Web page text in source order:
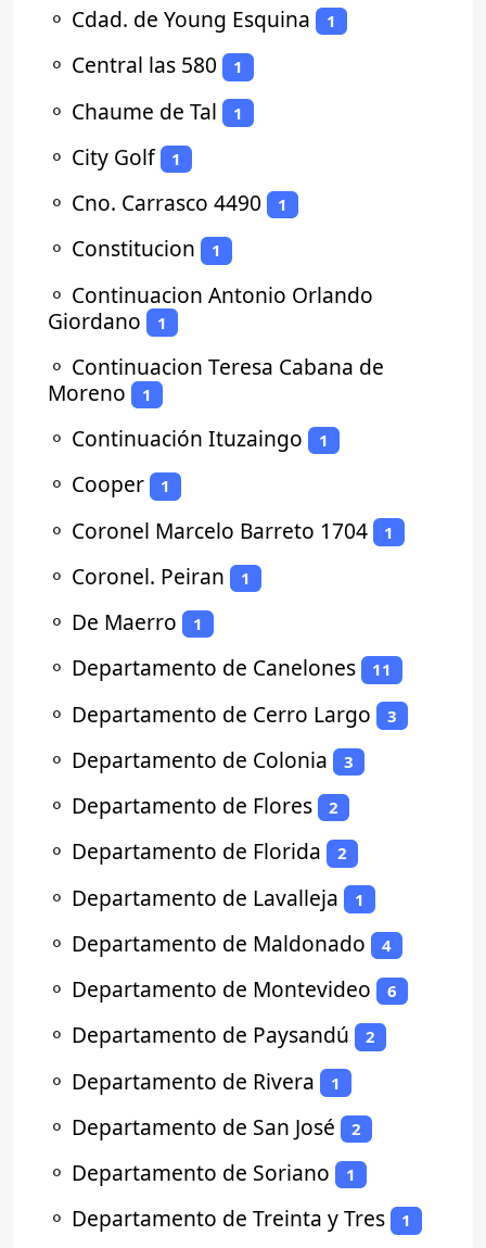
⚬ Cdad. de Young Esquina 1
⚬ Central las 580 1
⚬ Chaume de Tal 1
⚬ City Golf 1
⚬ Cno. Carrasco 4490 1
⚬ Constitucion 1
⚬ Continuacion Antonio Orlando
Giordano
1
⚬ Continuacion Teresa Cabana de
Moreno
1
⚬ Continuación Ituzaingo 1
⚬ Cooper 1
⚬ Coronel Marcelo Barreto 1704 1
⚬ Coronel. Peiran 1
⚬ De Maerro 1
⚬ Departamento de Canelones 11
⚬ Departamento de Cerro Largo 3
⚬ Departamento de Colonia 3
⚬ Departamento de Flores 2
⚬ Departamento de Florida 2
⚬ Departamento de Lavalleja 1
⚬ Departamento de Maldonado 4
⚬ Departamento de Montevideo 6
⚬ Departamento de Paysandú 2
⚬ Departamento de Rivera 1
⚬ Departamento de San José 2
⚬ Departamento de Soriano 1
⚬ Departamento de Treinta y Tres 1